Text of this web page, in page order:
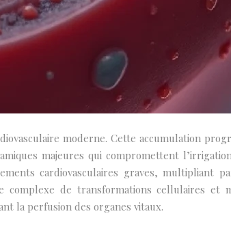
moderne. Cette accumulation
majeures qui compromettent
cardiovasculaires graves, multipliant
complexe de transformations cellulaires et
la perfusion des organes vitaux.